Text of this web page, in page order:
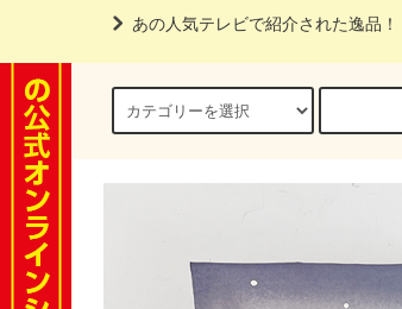
あの人気テレビで紹介された逸品！